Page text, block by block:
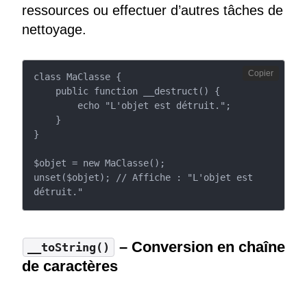
ressources ou effectuer d’autres tâches de
nettoyage.
class MaClasse {
}
$objet = new MaClasse();
unset($objet); // Affiche : "L'objet est
détruit."
Copier
__toString()
– Conversion en chaîne
de caractères